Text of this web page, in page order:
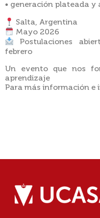
• generación plateada
Salta, Argentina
Mayo 2026
Postulaciones
febrero
Un evento que nos
aprendizaje
Para más información e